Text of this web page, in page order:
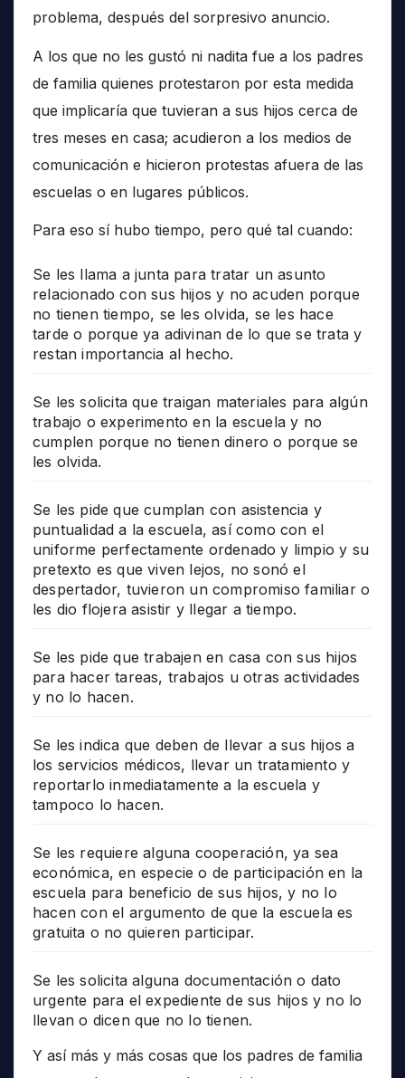
problema, después del sorpresivo anuncio.
A los que no les gustó ni nadita fue a los padres
de familia quienes protestaron por esta medida
que implicaría que tuvieran a sus hijos cerca de
tres meses en casa; acudieron a los medios de
comunicación e hicieron protestas afuera de las
escuelas o en lugares públicos.
Para eso sí hubo tiempo, pero qué tal cuando:
Se les llama a junta para tratar un asunto
relacionado con sus hijos y no acuden porque
no tienen tiempo, se les olvida, se les hace
tarde o porque ya adivinan de lo que se trata y
restan importancia al hecho.
Se les solicita que traigan materiales para algún
trabajo o experimento en la escuela y no
cumplen porque no tienen dinero o porque se
les olvida.
Se les pide que cumplan con asistencia y
puntualidad a la escuela, así como con el
uniforme perfectamente ordenado y limpio y su
pretexto es que viven lejos, no sonó el
despertador, tuvieron un compromiso familiar o
les dio flojera asistir y llegar a tiempo.
Se les pide que trabajen en casa con sus hijos
para hacer tareas, trabajos u otras actividades
y no lo hacen.
Se les indica que deben de llevar a sus hijos a
los servicios médicos, llevar un tratamiento y
reportarlo inmediatamente a la escuela y
tampoco lo hacen.
Se les requiere alguna cooperación, ya sea
económica, en especie o de participación en la
escuela para beneficio de sus hijos, y no lo
hacen con el argumento de que la escuela es
gratuita o no quieren participar.
Se les solicita alguna documentación o dato
urgente para el expediente de sus hijos y no lo
llevan o dicen que no lo tienen.
Y así más y más cosas que los padres de familia